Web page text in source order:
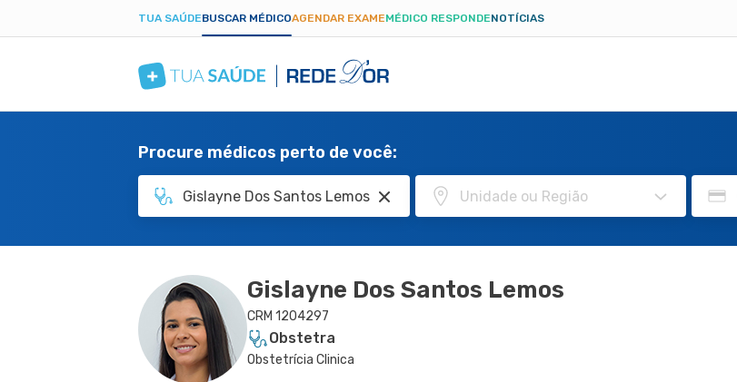
TUA SAÚDEBUSCAR MÉDICOAGENDAR EXAMEMÉDICO RESPONDENOTÍCIAS
Procure médicos perto de você:
Gislayne Dos Santos Lemos
CRM 1204297
Obstetra
Obstetrícia Clinica